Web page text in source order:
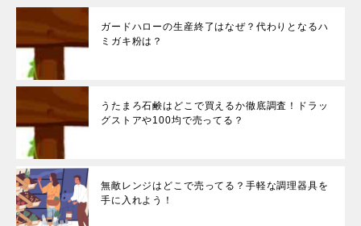
ガードハローの生産終了はなぜ？代わりとなるハ
ミガキ粉は？
うたまろ石鹸はどこで買えるか徹底調査！ドラッ
グストアや100均で売ってる？
無敵レンジはどこで売ってる？手軽な調理器具を
手に入れよう！